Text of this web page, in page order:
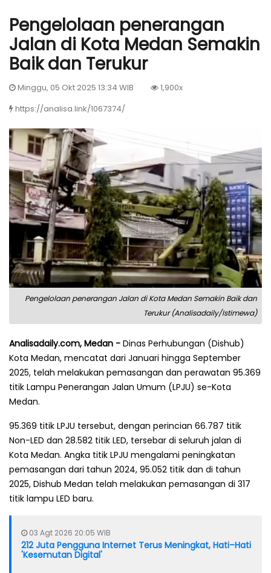
Pengelolaan penerangan
Jalan di Kota Medan Semakin
Baik dan Terukur
Minggu, 05 Okt 2025 13:34 WIB
1,900x
https://analisa.link/1067374/
Pengelolaan penerangan Jalan di Kota Medan Semakin Baik dan
Terukur (Analisadaily/Istimewa)
Analisadaily.com, Medan - Dinas Perhubungan (Dishub)
Kota Medan, mencatat dari Januari hingga September
2025, telah melakukan pemasangan dan perawatan 95.369
titik Lampu Penerangan Jalan Umum (LPJU) se-Kota
Medan.
95.369 titik LPJU tersebut, dengan perincian 66.787 titik
Non-LED dan 28.582 titik LED, tersebar di seluruh jalan di
Kota Medan. Angka titik LPJU mengalami peningkatan
pemasangan dari tahun 2024, 95.052 titik dan di tahun
2025, Dishub Medan telah melakukan pemasangan di 317
titik lampu LED baru.
03 Agt 2026 20:05 WIB
212 Juta Pengguna Internet Terus Meningkat, Hati–Hati
'Kesemutan Digital'